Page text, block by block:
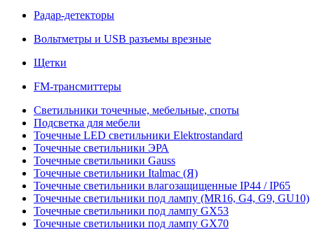
Радар-детекторы
Вольтметры и USB разъемы врезные
Щетки
FM-трансмиттеры
Светильники точечные, мебельные, споты
Подсветка для мебели
Точечные LED светильники Elektrostandard
Точечные светильники ЭРА
Точечные светильники Gauss
Точечные светильники Italmac (Я)
Точечные светильники влагозащищенные IP44 / IP65
Точечные светильники под лампу (MR16, G4, G9, GU10)
Точечные светильники под лампу GX53
Точечные светильники под лампу GX70